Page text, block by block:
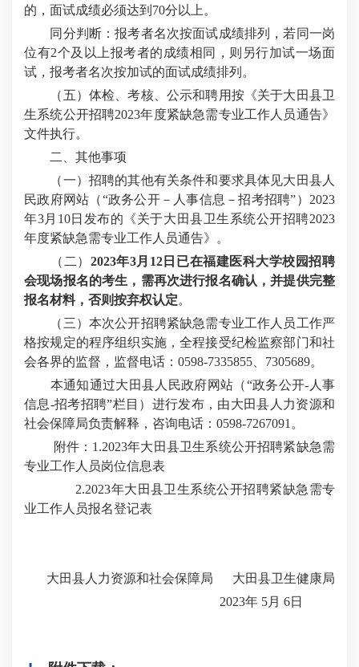
的，面试成绩必须达到70分以上。
同分判断：报考者名次按面试成绩排列，若同一岗
位有2个及以上报考者的成绩相同，则另行加试一场面
试，报考者名次按加试的面试成绩排列。
（五）体检、考核、公示和聘用按《关于大田县卫
生系统公开招聘2023年度紧缺急需专业工作人员通告》
文件执行。
二、其他事项
（一）招聘的其他有关条件和要求具体见大田县人
民政府网站（“政务公开－人事信息－招考招聘”）2023
年3月10日发布的《关于大田县卫生系统公开招聘2023
年度紧缺急需专业工作人员通告》。
（二） 2023年3月12日已在福建医科大学校园招聘
会现场报名的考生，需再次进行报名确认，并提供完整
报名材料，否则按弃权认定。
（三）本次公开招聘紧缺急需专业工作人员工作严
格按规定的程序组织实施，全程接受纪检监察部门和社
会各界的监督，监督电话：0598-7335855、7305689。
本通知通过大田县人民政府网站（“政务公开-人事
信息-招考招聘”栏目）进行发布，由大田县人力资源和
社会保障局负责解释，咨询电话：0598-7267091。
附件：1.2023年大田县卫生系统公开招聘紧缺急需
专业工作人员岗位信息表
2.2023年大田县卫生系统公开招聘紧缺急需专
业工作人员报名登记表
大田县人力资源和社会保障局 大田县卫生健康局
2023年 5月 6日